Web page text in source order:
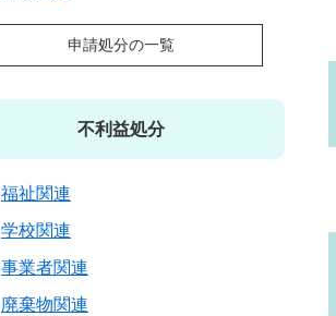
申請処分の一覧
不利益処分
福祉関連
学校関連
事業者関連
廃棄物関連